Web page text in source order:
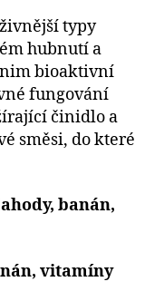
typy
hubnutí a
bioaktivní
fungování
činidlo a
směsi, do které
banán,
vitamíny